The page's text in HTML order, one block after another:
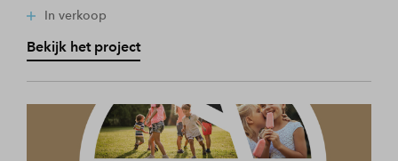
In verkoop
Bekijk het project